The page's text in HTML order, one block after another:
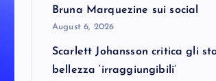
Bruna Marquezine sui social
August 6, 2026
Scarlett Johansson critica gli
bellezza ‘irraggiungibili’